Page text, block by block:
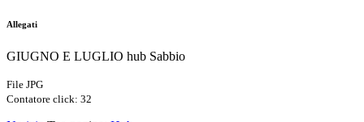
Allegati
GIUGNO E LUGLIO hub Sabbio
File JPG
Contatore click: 32